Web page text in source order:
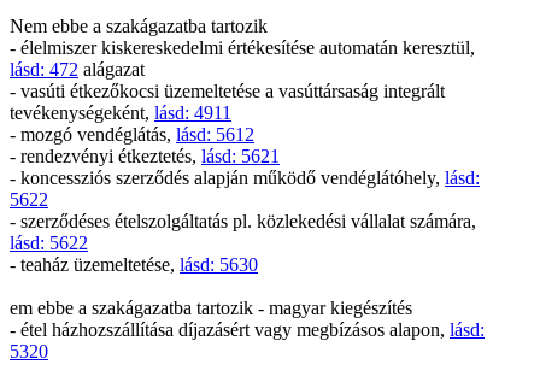
Nem ebbe a szakágazatba tartozik
- élelmiszer kiskereskedelmi értékesítése automatán keresztül,
lásd: 472 alágazat
- vasúti étkezőkocsi üzemeltetése a vasúttársaság integrált
tevékenységeként, lásd: 4911
- mozgó vendéglátás, lásd: 5612
- rendezvényi étkeztetés, lásd: 5621
- koncessziós szerződés alapján működő vendéglátóhely, lásd:
5622
- szerződéses ételszolgáltatás pl. közlekedési vállalat számára,
lásd: 5622
- teaház üzemeltetése, lásd: 5630
em ebbe a szakágazatba tartozik - magyar kiegészítés
- étel házhozszállítása díjazásért vagy megbízásos alapon, lásd:
5320